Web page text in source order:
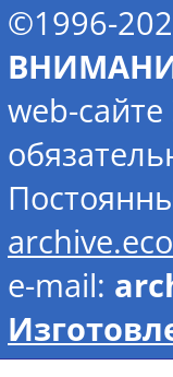
©1996-
web-
e-mail: